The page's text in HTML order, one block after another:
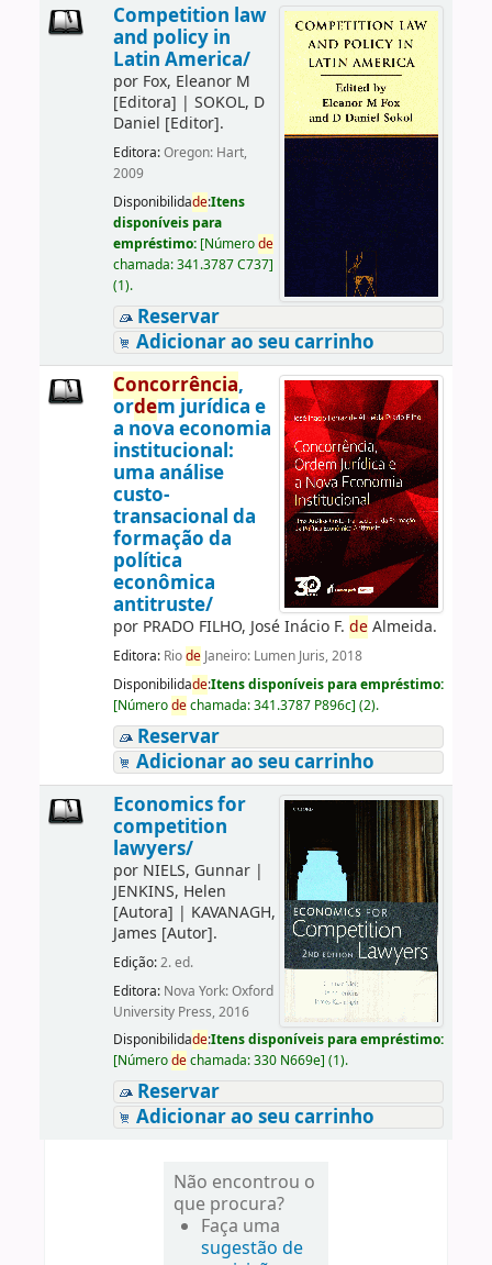
Competition law
and policy in
Latin America/
por Fox, Eleanor M
[Editora] | SOKOL, D
Daniel [Editor].
Editora:Oregon: Hart,
2009
Disponibilidade:Itens
disponíveis para
empréstimo: [Númerode
chamada:341.3787 C737]
(1).
Reservar
Adicionar ao seu carrinho
Concorrência,
ordem jurídica e
a nova economia
institucional:
uma análise
custo-
transacional da
formação da
política
econômica
antitruste/
por PRADO FILHO, José Inácio F. deAlmeida.
Editora: RiodeJaneiro: Lumen Juris, 2018
Disponibilidade:Itens disponíveis para empréstimo:
[Númerodechamada:341.3787 P896c] (2).
Reservar
Adicionar ao seu carrinho
Economics for
competition
lawyers/
por NIELS, Gunnar|
JENKINS, Helen
[Autora] | KAVANAGH,
James [Autor].
Edição:2. ed.
Editora: Nova York: Oxford
University Press, 2016
Disponibilidade:Itens disponíveis para empréstimo:
[Númerodechamada:330 N669e] (1).
Reservar
Adicionar ao seu carrinho
Não encontrou o
que procura?
Faça uma
sugestão de